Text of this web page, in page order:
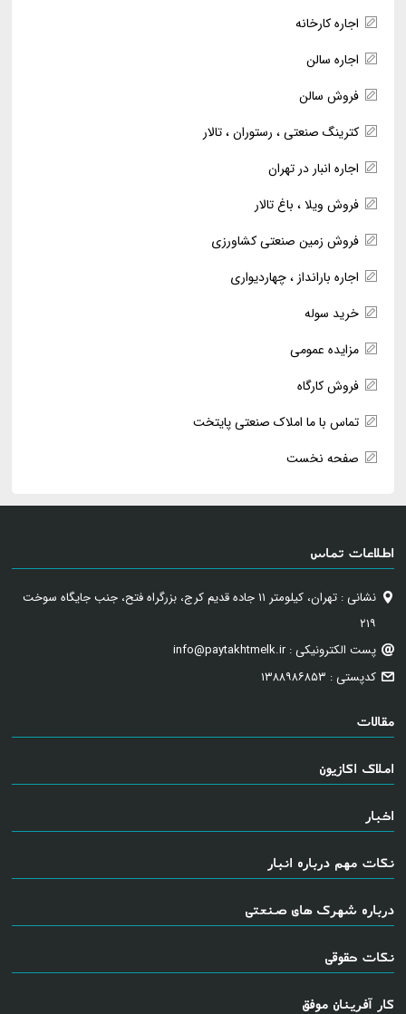
اجاره کارخانه
اجاره سالن
فروش سالن
کترینگ صنعتی ، رستوران ، تالار
اجاره انبار در تهران
فروش ویلا ، باغ تالار
فروش زمین صنعتی کشاورزی
اجاره بارانداز ، چهاردیواری
خرید سوله
مزایده عمومی
فروش کارگاه
تماس با ما املاک صنعتی پایتخت
صفحه نخست
اطلاعات تماس
نشانی : تهران، کیلومتر ۱۱ جاده قدیم کرج، بزرگراه فتح، جنب جایگاه سوخت
۲۱۹
پست الکترونیکی : info@paytakhtmelk.ir
کدپستی : ۱۳۸۸۹۸۶۸۵۳
مقالات
املاک اکازیون
اخبار
نکات مهم درباره انبار
درباره شهرک های صنعتی
نکات حقوقی
کار آفرینان موفق